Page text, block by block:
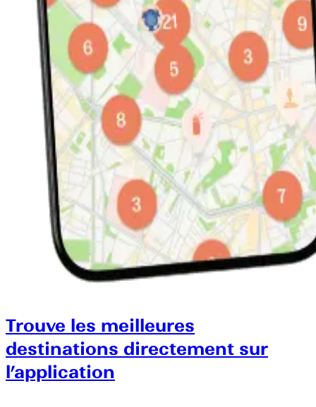
Trouve les meilleures
destinations directement sur
l’application